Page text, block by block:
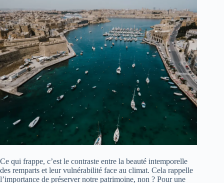
Ce qui frappe, c’est le contraste entre la beauté intemporelle
des remparts et leur vulnérabilité face au climat. Cela rappelle
l’importance de préserver notre patrimoine, non ? Pour une